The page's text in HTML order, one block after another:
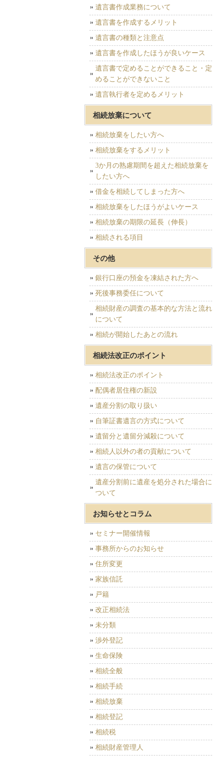
遺言書作成業務について
遺言書を作成するメリット
遺言書の種類と注意点
遺言書を作成したほうが良いケース
遺言書で定めることができること・定
めることができないこと
遺言執行者を定めるメリット
相続放棄について
相続放棄をしたい方へ
相続放棄をするメリット
3か月の熟慮期間を超えた相続放棄を
したい方へ
借金を相続してしまった方へ
相続放棄をしたほうがよいケース
相続放棄の期限の延長（伸長）
相続される項目
その他
銀行口座の預金を凍結された方へ
死後事務委任について
相続財産の調査の基本的な方法と流れ
について
相続が開始したあとの流れ
相続法改正のポイント
相続法改正のポイント
配偶者居住権の新設
遺産分割の取り扱い
自筆証書遺言の方式について
遺留分と遺留分減殺について
相続人以外の者の貢献について
遺言の保管について
遺産分割前に遺産を処分された場合に
ついて
お知らせとコラム
セミナー開催情報
事務所からのお知らせ
住所変更
家族信託
戸籍
改正相続法
未分類
渉外登記
生命保険
相続全般
相続手続
相続放棄
相続登記
相続税
相続財産管理人